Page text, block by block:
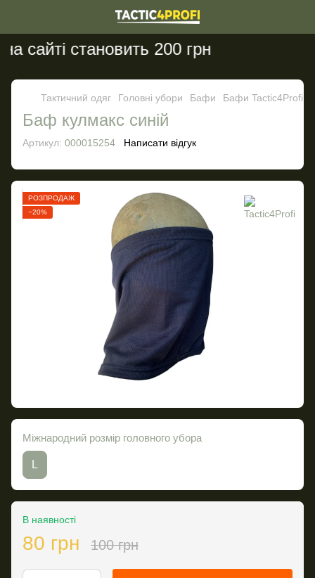
становить 200 грн
Тактичний одяг Головні убори Бафи Бафи Tactic4Profi
Баф кулмакс синій
Артикул: 000015254 Написати відгук
РОЗПРОДАЖ
−20%
Міжнародний розмір головного убора
L
В наявності
80 грн 100 грн